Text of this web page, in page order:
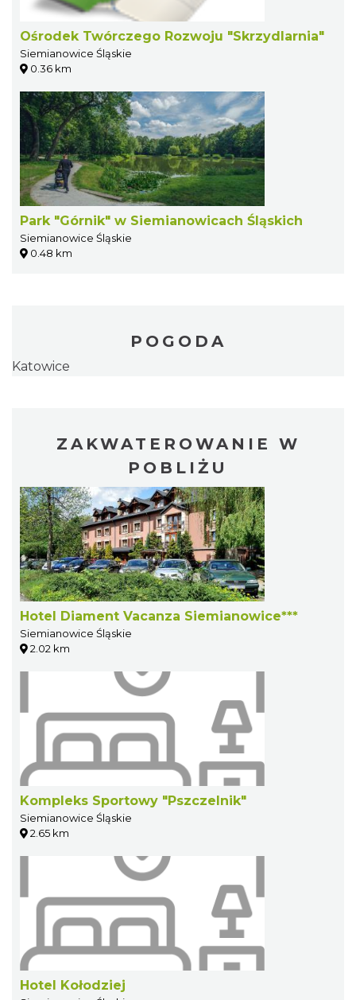
Ośrodek Twórczego Rozwoju "Skrzydlarnia"
Siemianowice Śląskie
0.36 km
Park "Górnik" w Siemianowicach Śląskich
Siemianowice Śląskie
0.48 km
POGODA
Katowice
ZAKWATEROWANIE W
POBLIŻU
Hotel Diament Vacanza Siemianowice***
Siemianowice Śląskie
2.02 km
Kompleks Sportowy "Pszczelnik"
Siemianowice Śląskie
2.65 km
Hotel Kołodziej